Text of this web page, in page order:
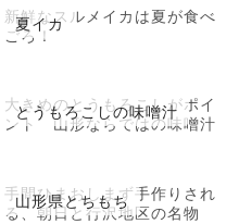
夏イカ
新鮮なスルメイカは夏が食べ
ごろ！
とうもろこしの味噌汁
大きめのとうもろこしがポイ
ント 山形ならではの味噌汁
山形県とちもち
手間ひまおしまず手作りされ
る、朝日と行沢地区の名物